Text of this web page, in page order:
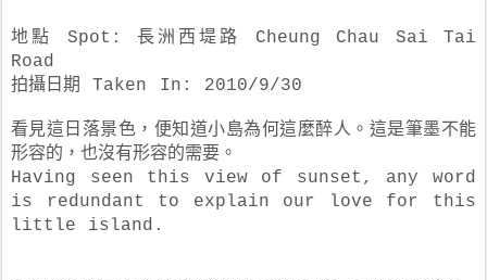
地點 Spot: 長洲西堤路 Cheung Chau Sai Tai
Road
拍攝日期 Taken In: 2010/9/30
看見這日落景色，便知道小島為何這麼醉人。這是筆墨不能
形容的，也沒有形容的需要。
Having seen this view of sunset, any word
is redundant to explain our love for this
little island.